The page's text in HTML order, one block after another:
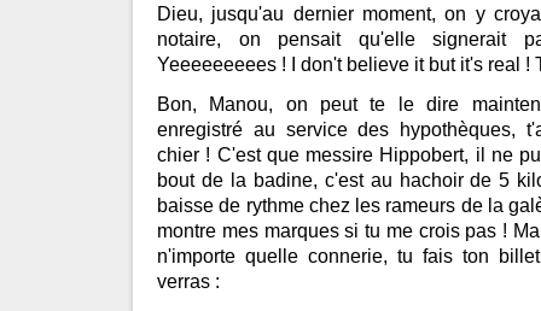
Dieu, jusqu'au dernier moment, on y
notaire, on pensait qu'elle
Yeeeeeeeees ! I don't believe it but it's real !
Bon, Manou, on peut te le dire
enregistré au service des hypothèques,
chier ! C'est que messire Hippobert, il ne
bout de la badine, c'est au hachoir de 5
baisse de rythme chez les rameurs de la
montre mes marques si tu me crois pas !
n'importe quelle connerie, tu fais ton
verras :